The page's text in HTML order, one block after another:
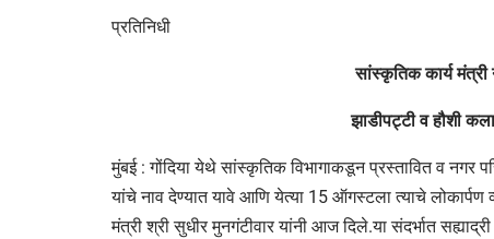
प्रतिनिधी
सांस्कृतिक कार्य मंत्री
झाडीपट्टी व हौशी
मुंबई : गोंदिया येथे सांस्कृतिक विभागाकडून प्रस्तावित व नगर
यांचे नाव देण्यात यावे आणि येत्या 15 ऑगस्टला त्याचे लोकार्पण
मंत्री श्री सुधीर मुनगंटीवार यांनी आज दिले.या संदर्भात